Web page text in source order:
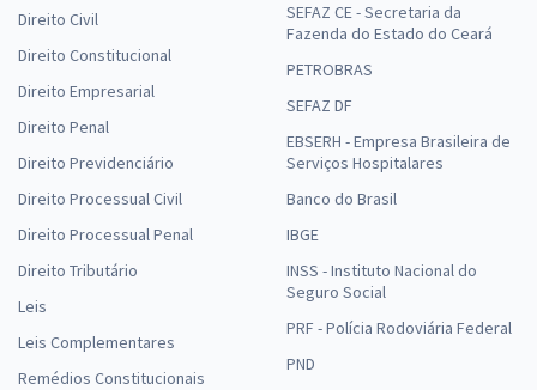
Direito Civil
Direito Constitucional
Direito Empresarial
Direito Penal
Direito Previdenciário
Direito Processual Civil
Direito Processual Penal
Direito Tributário
Leis
Leis Complementares
Remédios Constitucionais
SEFAZ CE - Secretaria da
Fazenda do Estado do Ceará
PETROBRAS
SEFAZ DF
EBSERH - Empresa Brasileira de
Serviços Hospitalares
Banco do Brasil
IBGE
INSS - Instituto Nacional do
Seguro Social
PRF - Polícia Rodoviária Federal
PND